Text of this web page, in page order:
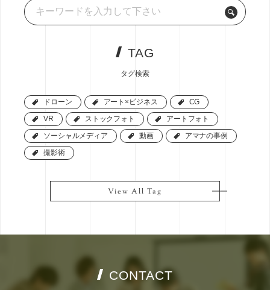
TAG
タグ検索
ドローン
ドローン アート×ビジネス
アート×ビジネス CG
CG
VR
VR ストックフォト
ストックフォト アートフォト
アートフォト
ソーシャルメディア
ソーシャルメディア 動画
動画 アマナの事例
アマナの事例
撮影術
撮影術
View All Tag
View All Tag
CONTACT